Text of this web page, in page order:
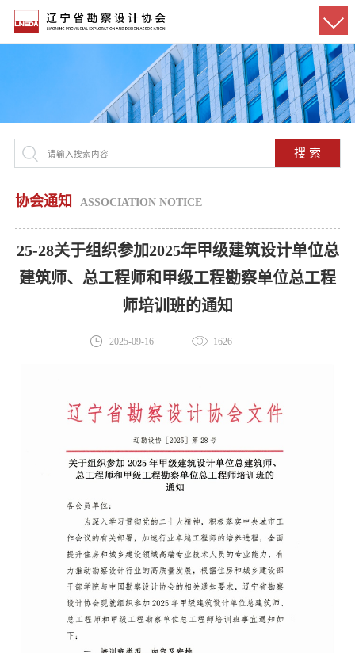
搜 索
协会通知 ASSOCIATION NOTICE
25-28关于组织参加2025年甲级建筑设计单位总
建筑师、总工程师和甲级工程勘察单位总工程
师培训班的通知
2025-09-16 1626